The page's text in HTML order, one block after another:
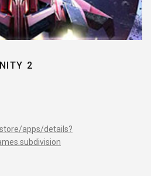
2
apps/details?